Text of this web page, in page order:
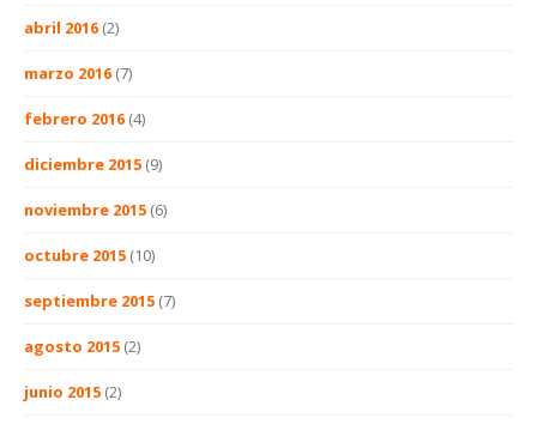
abril 2016 (2)
marzo 2016 (7)
febrero 2016 (4)
diciembre 2015 (9)
noviembre 2015 (6)
octubre 2015 (10)
septiembre 2015 (7)
agosto 2015 (2)
junio 2015 (2)